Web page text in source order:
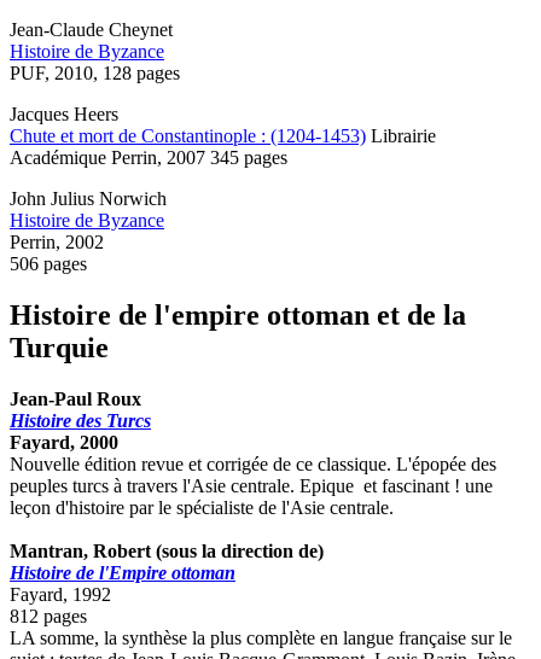
Jean-Claude Cheynet
Histoire de Byzance
PUF, 2010, 128 pages
Jacques Heers
Chute et mort de Constantinople : (1204-1453) Librairie
Académique Perrin, 2007 345 pages
John Julius Norwich
Histoire de Byzance
Perrin, 2002
506 pages
Histoire de l'empire ottoman et de la
Turquie
Jean-Paul Roux
Histoire des Turcs
Fayard, 2000
Nouvelle édition revue et corrigée de ce classique. L'épopée des
peuples turcs à travers l'Asie centrale. Epique et fascinant ! une
leçon d'histoire par le spécialiste de l'Asie centrale.
Mantran, Robert (sous la direction de)
Histoire de l'Empire ottoman
Fayard, 1992
812 pages
LA somme, la synthèse la plus complète en langue française sur le